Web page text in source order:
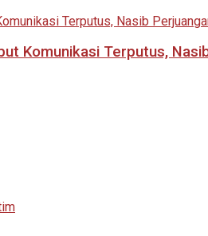
Komunikasi Terputus,